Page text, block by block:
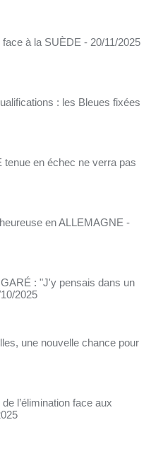
à la SUÈDE - 20/11/2025
: les Bleues fixées
tenue en échec ne verra pas
en ALLEMAGNE -
: "J'y pensais dans un
2025
une nouvelle chance pour
l’élimination face aux